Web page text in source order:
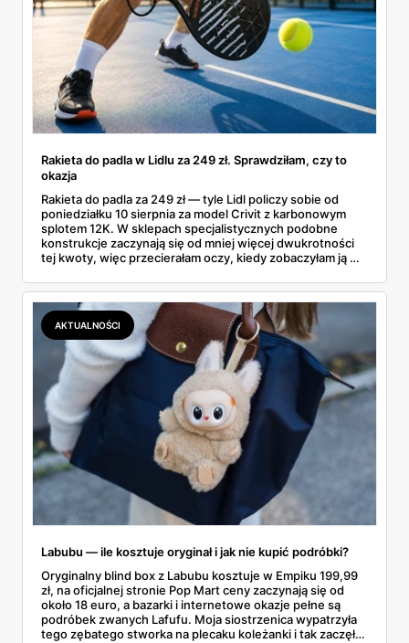
Rakieta do padla w Lidlu za 249 zł. Sprawdziłam, czy to
okazja
Rakieta do padla za 249 zł — tyle Lidl policzy sobie od
poniedziałku 10 sierpnia za model Crivit z karbonowym
splotem 12K. W sklepach specjalistycznych podobne
konstrukcje zaczynają się od mniej więcej dwukrotności
tej kwoty, więc przecierałam oczy, kiedy zobaczyłam ją w
najszybciej rosnący sport w Polsce: kortów przybywa
lawinowo, a chętnych jeszcze szybciej. Sprawdziłam, co
dokładnie dostajemy za te pieniądze i komu taka rakieta
faktycznie wystarczy.
AKTUALNOŚCI
Labubu — ile kosztuje oryginał i jak nie kupić podróbki?
Oryginalny blind box z Labubu kosztuje w Empiku 199,99
zł, na oficjalnej stronie Pop Mart ceny zaczynają się od
około 18 euro, a bazarki i internetowe okazje pełne są
podróbek zwanych Lafufu. Moja siostrzenica wypatrzyła
tego zębatego stworka na plecaku koleżanki i tak zaczęło